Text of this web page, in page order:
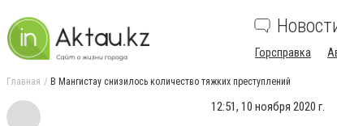
Горсправка
Главная В Мангистау снизилось количество тяжких преступлений
12:51, 10 ноября 2020 г.